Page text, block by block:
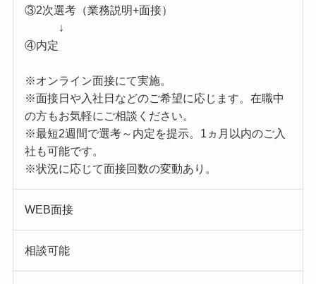
③2次選考（業務説明+面接）
↓
④内定
※オンライン面接にて実施。
※面接日や入社日などのご希望に応じます。在職中
の方もお気軽にご相談ください。
※最短2週間で選考～内定を提示。1ヵ月以内のご入
社も可能です。
※状況に応じて面接回数の変動あり。
WEB面接
相談可能